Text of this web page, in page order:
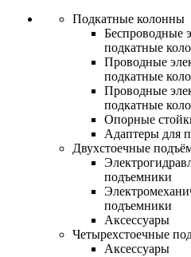
Подкатные колонны
Беспроводные
подкатные
Проводные
подкатные
Проводные
подкатные
Опорные
Адаптеры для
Двухстоечные
подъемники
подъемники
Аксессуары
Четырехстоечные
Аксессуары